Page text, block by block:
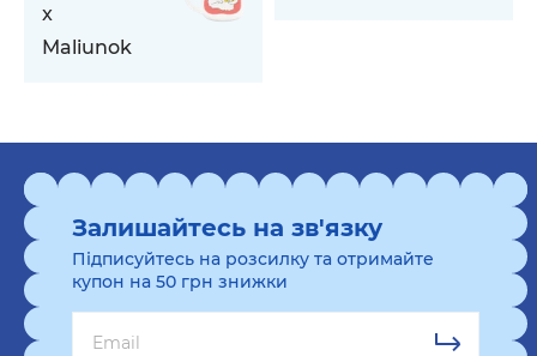
x
Maliunok
Залишайтесь на зв'язку
Підписуйтесь на розсилку та отримайте
купон на 50 грн знижки